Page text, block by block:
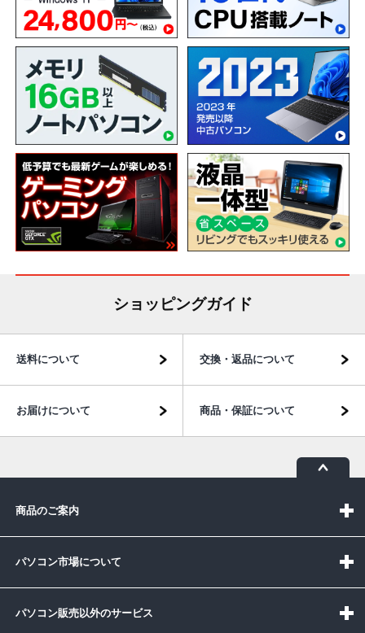
ショッピングガイド
送料について 交換・返品について
お届けについて 商品・保証について
商品のご案内
パソコン市場について
パソコン販売以外のサービス